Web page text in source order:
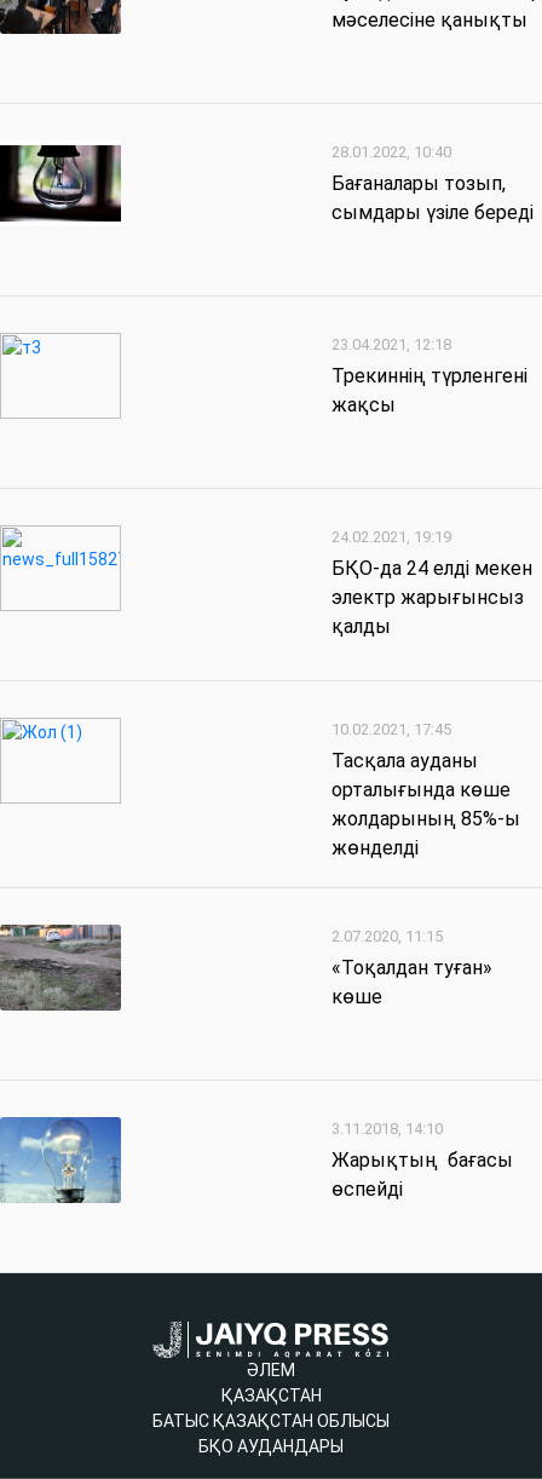
мәселесіне қанықты
28.01.2022, 10:40
Бағаналары тозып,
сымдары үзіле береді
23.04.2021, 12:18
Трекиннің түрленгені
жақсы
24.02.2021, 19:19
БҚО-да 24 елді мекен
электр жарығынсыз
қалды
10.02.2021, 17:45
Тасқала ауданы
орталығында көше
жолдарының 85%-ы
жөнделді
2.07.2020, 11:15
«Тоқалдан туған»
көше
3.11.2018, 14:10
Жарықтың бағасы
өспейді
ӘЛЕМ
ҚАЗАҚСТАН
БАТЫС ҚАЗАҚСТАН ОБЛЫСЫ
БҚО АУДАНДАРЫ